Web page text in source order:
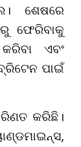
ଶେଷରେ
ଫେରିବାକୁ
ଏବଂ
ପାଇଁ
କରିଛି।